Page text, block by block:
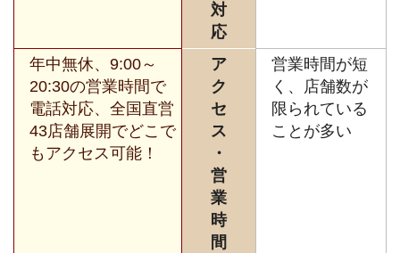
対
応
年中無休、9:00～
20:30の営業時間で
電話対応、全国直営
43店舗展開でどこで
もアクセス可能！
ア
ク
セ
ス
・
営
業
時
間
営業時間が短
く、店舗数が
限られている
ことが多い